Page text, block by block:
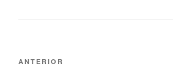
ANTERIOR